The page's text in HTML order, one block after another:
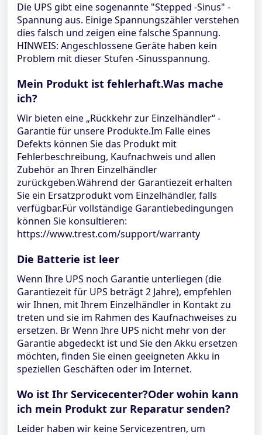
Die UPS gibt eine sogenannte "Stepped -Sinus" -
Spannung aus. Einige Spannungszähler verstehen
dies falsch und zeigen eine falsche Spannung.
HINWEIS: Angeschlossene Geräte haben kein
Problem mit dieser Stufen -Sinusspannung.
Mein Produkt ist fehlerhaft.Was mache
ich?
Wir bieten eine „Rückkehr zur Einzelhändler“ -
Garantie für unsere Produkte.Im Falle eines
Defekts können Sie das Produkt mit
Fehlerbeschreibung, Kaufnachweis und allen
Zubehör an Ihren Einzelhändler
zurückgeben.Während der Garantiezeit erhalten
Sie ein Ersatzprodukt vom Einzelhändler, falls
verfügbar.Für vollständige Garantiebedingungen
können Sie konsultieren:
https://www.trest.com/support/warranty
Die Batterie ist leer
Wenn Ihre UPS noch Garantie unterliegen (die
Garantiezeit für UPS beträgt 2 Jahre), empfehlen
wir Ihnen, mit Ihrem Einzelhändler in Kontakt zu
treten und sie im Rahmen des Kaufnachweises zu
ersetzen. Br Wenn Ihre UPS nicht mehr von der
Garantie abgedeckt ist und Sie den Akku ersetzen
möchten, finden Sie einen geeigneten Akku in
speziellen Geschäften oder im Internet.
Wo ist Ihr Servicecenter?Oder wohin kann
ich mein Produkt zur Reparatur senden?
Leider haben wir keine Servicezentren, um